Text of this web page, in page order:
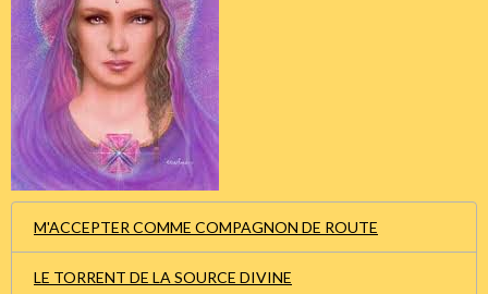
M'ACCEPTER COMME COMPAGNON DE ROUTE
LE TORRENT DE LA SOURCE DIVINE